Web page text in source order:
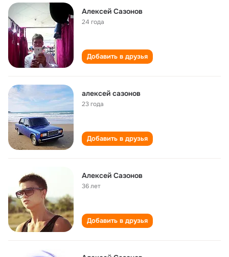
Алексей Сазонов
24 года
Добавить в друзья
алексей сазонов
23 года
Добавить в друзья
Алексей Сазонов
36 лет
Добавить в друзья